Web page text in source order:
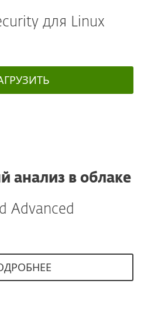
для Linux
анализ в облаке
Advanced